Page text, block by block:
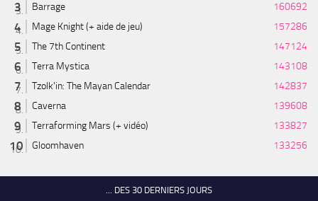
Barrage
160692
Mage Knight (+ aide de jeu)
157286
The 7th Continent
147124
Terra Mystica
143108
Tzolk'in: The Mayan Calendar
142837
Caverna
139608
Terraforming Mars (+ vidéo)
133827
Gloomhaven
133256
... DES 30 DERNIERS JOURS